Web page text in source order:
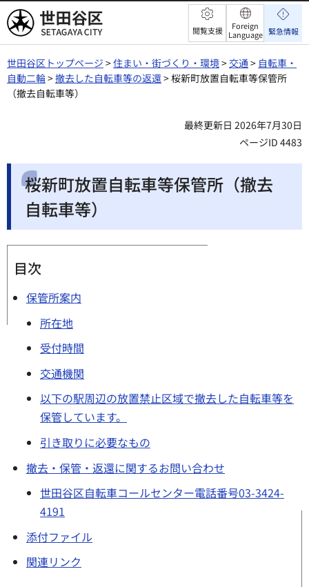
世田谷区 閲覧支援
Foreign
Language 緊急情報
世田谷区トップページ >住まい・街づくり・環境>交通> 自転車・
自動二輪>撤去した自転車等の返還> 桜新町放置自転車等保管所
（撤去自転車等）
最終更新日 2026年7月30日
ページID 4483
桜新町放置自転車等保管所（撤去
自転車等）
目次
保管所案内
所在地
受付時間
交通機関
以下の駅周辺の放置禁止区域で撤去した自転車等を
保管しています。
引き取りに必要なもの
撤去・保管・返還に関するお問い合わせ
世田谷区自転車コールセンター電話番号03-3424-
4191
添付ファイル
関連リンク